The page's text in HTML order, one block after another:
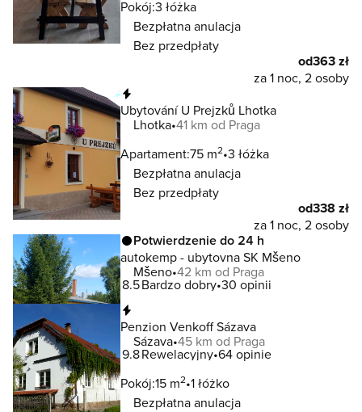
Pokój:3 łóżka
Bezpłatna anulacja
Bez przedpłaty
od363 zł
za 1 noc, 2 osoby
Ubytování U Prejzků Lhotka
Lhotka 41 km od Praga
Apartament:75 m2 3 łóżka
Bezpłatna anulacja
Bez przedpłaty
od338 zł
za 1 noc, 2 osoby
Potwierdzenie do 24 h
autokemp - ubytovna SK Mšeno
Mšeno 42 km od Praga
8.5Bardzo dobry 30 opinii
Penzion Venkoff Sázava
Sázava 45 km od Praga
9.8Rewelacyjny 64 opinie
Pokój:15 m2 1 łóżko
Bezpłatna anulacja